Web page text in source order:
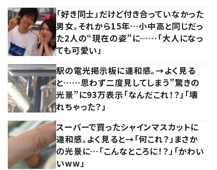
「好き同士」だけど付き合っていなかった
男女。それから15年…小中高と同じだっ
た2人の“現在の姿”に……「大人になっ
ても可愛い」
駅の電光掲示板に違和感。→よく見る
と……思わず二度見してしまう”驚きの
光景”に93万表示「なんだこれ！？」「壊
れちゃった？」
スーパーで買ったシャインマスカットに
違和感。よく見ると→「何これ？」まさか
の光景に…「こんなところに！？」「かわい
いww」